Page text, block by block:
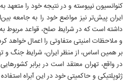
کنوانسیون نپیوسته و در نتیجه خود را
ایران پیش‌تر نیز مواضع خود را به جامعه
داشته است که در شرایط صلح، قواعد مربوط
و ملاحظات امنیتی متفاوتی را اعمال خواهد
بر همین اساس، از منظر ایران، شرایط جنگ و
در واقع، تهران معتقد است در برابر
ژئوپلتیکی و حاکمیتی خود در این آبراه
پ ج
۳
۴
۱۰
۱۱
۱۶ ۱۷
۱۸